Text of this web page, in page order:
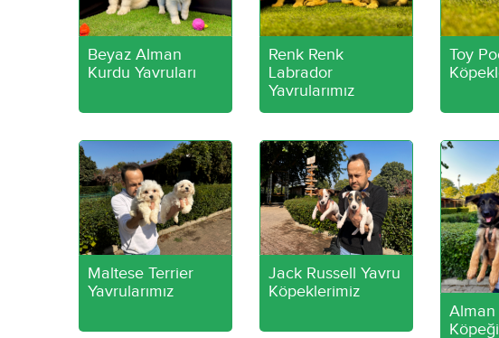
Beyaz Alman
Kurdu Yavruları
Renk Renk
Labrador
Yavrularımız
Toy
Maltese Terrier
Yavrularımız
Jack Russell Yavru
Köpeklerimiz
Alman